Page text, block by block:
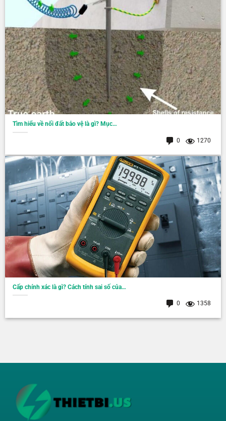
Tìm hiểu về nối đất bảo vệ là gì? Mục…
0 1270
Cấp chính xác là gì? Cách tính sai số của…
0 1358